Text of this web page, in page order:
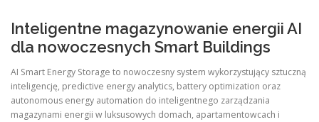
Inteligentne magazynowanie energii AI
dla nowoczesnych Smart Buildings
AI Smart Energy Storage to nowoczesny system wykorzystujący sztuczną
inteligencję, predictive energy analytics, battery optimization oraz
autonomous energy automation do inteligentnego zarządzania
magazynami energii w luksusowych domach, apartamentowcach i